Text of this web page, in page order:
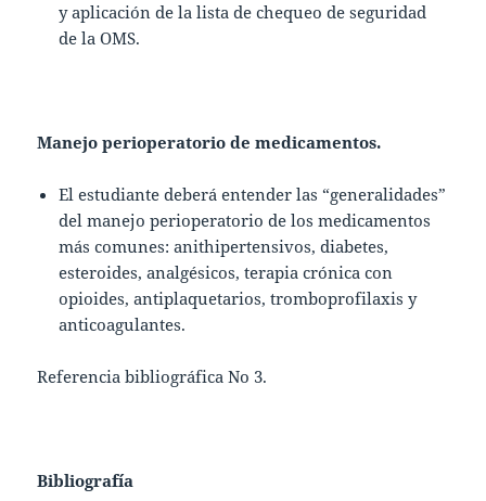
y aplicación de la lista de chequeo de seguridad
de la OMS.
Manejo perioperatorio de medicamentos.
El estudiante deberá entender las “generalidades”
del manejo perioperatorio de los medicamentos
más comunes: anithipertensivos, diabetes,
esteroides, analgésicos, terapia crónica con
opioides, antiplaquetarios, tromboprofilaxis y
anticoagulantes.
Referencia bibliográfica No 3.
Bibliografía